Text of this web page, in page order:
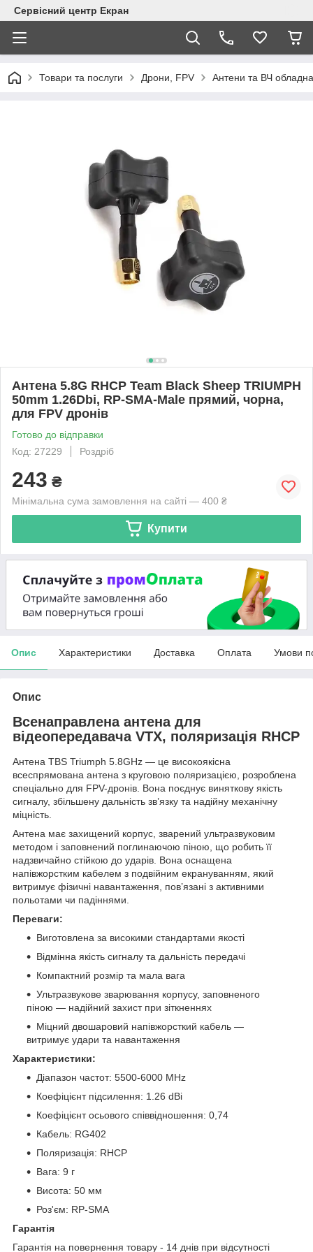
Сервісний центр Екран
Товари та послуги Дрони, FPV Антени та ВЧ
Антена 5.8G RHCP Team Black Sheep TRIUMPH
50mm 1.26Dbi, RP-SMA-Male прямий, чорна,
для FPV дронів
Готово до відправки
Код: 27229
Роздріб
243 ₴
Мінімальна сума замовлення на сайті — 400 ₴
Купити
Опис Характеристики Доставка Оплата Умови
Опис
Всенаправлена антена для
відеопередавача VTX, поляризація RHCP
Антена TBS Triumph 5.8GHz — це високоякісна
всеспрямована антена з круговою поляризацією, розроблена
спеціально для FPV-дронів. Вона поєднує виняткову якість
сигналу, збільшену дальність зв’язку та надійну механічну
міцність.
Антена має захищений корпус, зварений ультразвуковим
методом і заповнений поглинаючою піною, що робить її
надзвичайно стійкою до ударів. Вона оснащена
напівжорстким кабелем з подвійним екрануванням, який
витримує фізичні навантаження, пов’язані з активними
польотами чи падіннями.
Переваги:
Виготовлена за високими стандартами якості
Відмінна якість сигналу та дальність передачі
Компактний розмір та мала вага
Ультразвукове зварювання корпусу, заповненого
піною — надійний захист при зіткненнях
Міцний двошаровий напівжорсткий кабель —
витримує удари та навантаження
Характеристики:
Діапазон частот: 5500-6000 MHz
Коефіцієнт підсилення: 1.26 dBi
Коефіцієнт осьового співвідношення: 0,74
Кабель: RG402
Поляризація: RHCP
Вага: 9 г
Висота: 50 мм
Роз'єм: RP-SMA
Гарантія
Гарантія на повернення товару - 14 днів при відсутності